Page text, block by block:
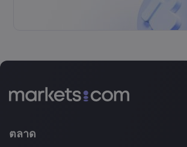
ตลาด